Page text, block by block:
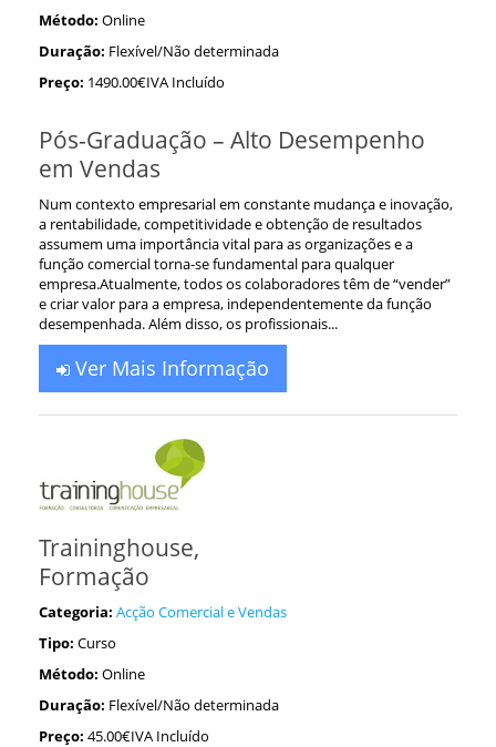
Método: Online
Duração: Flexível/Não determinada
Preço: 1490.00€IVA Incluído
Pós-Graduação – Alto Desempenho
em Vendas
Num contexto empresarial em constante mudança e inovação,
a rentabilidade, competitividade e obtenção de resultados
assumem uma importância vital para as organizações e a
função comercial torna-se fundamental para qualquer
empresa.Atualmente, todos os colaboradores têm de “vender”
e criar valor para a empresa, independentemente da função
desempenhada. Além disso, os profissionais...
Ver Mais Informação
Traininghouse,
Formação
Categoria: Acção Comercial e Vendas
Tipo: Curso
Método: Online
Duração: Flexível/Não determinada
Preço: 45.00€IVA Incluído